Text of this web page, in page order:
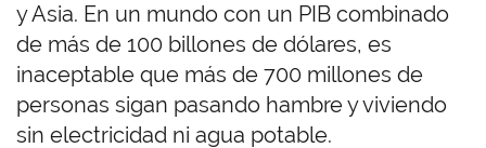
y Asia. En un mundo con un PIB combinado
de más de 100 billones de dólares, es
inaceptable que más de 700 millones de
personas sigan pasando hambre y viviendo
sin electricidad ni agua potable.